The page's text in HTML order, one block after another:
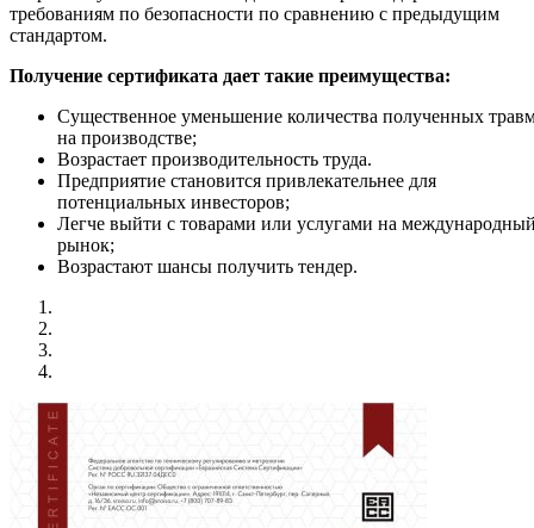
требованиям по безопасности по сравнению с предыдущим
стандартом.
Получение сертификата дает такие преимущества:
Существенное уменьшение количества полученных
на производстве;
Возрастает производительность труда.
Предприятие становится привлекательнее для
потенциальных инвесторов;
Легче выйти с товарами или услугами на
рынок;
Возрастают шансы получить тендер.